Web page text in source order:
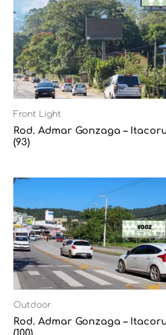
Front Light
Rod. Admar Gonzaga –
(93)
Outdoor
Rod. Admar Gonzaga –